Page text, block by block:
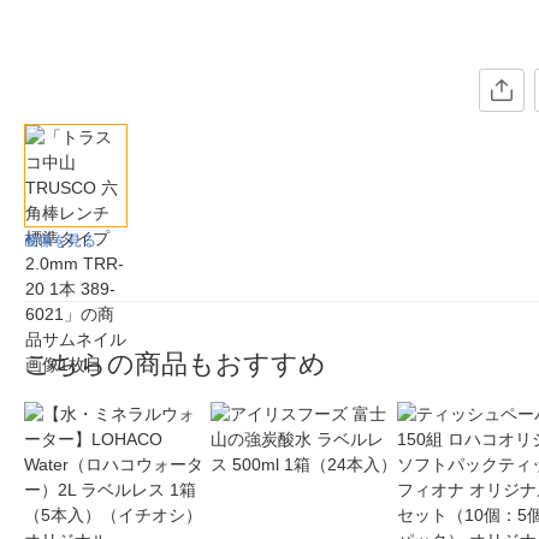
画像を見る
こちらの商品もおすすめ